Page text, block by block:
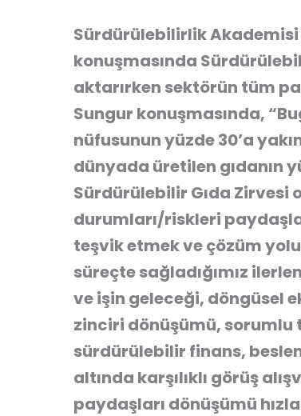
Sürdürülebilirlik Akademisi
konuşmasında
aktarırken sektörün tüm
Sungur konuşmasında,
nüfusunun yüzde 30’a
dünyada üretilen gıdanın
Sürdürülebilir Gıda Zirvesi
durumları/riskleri
teşvik etmek ve çözüm
süreçte sağladığımız
ve işin geleceği, döngüsel
zinciri dönüşümü, sorumlu
sürdürülebilir finans,
altında karşılıklı görüş
paydaşları dönüşümü